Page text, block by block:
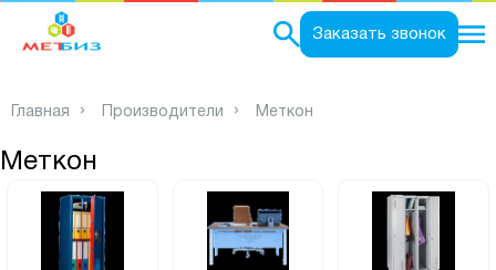
Заказать звонок
Главная Производители Меткон
Меткон